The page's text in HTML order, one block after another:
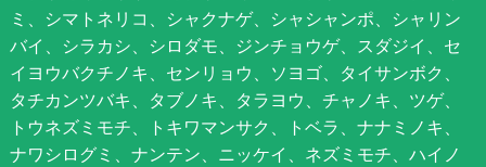
ミ、シマトネリコ、シャクナゲ、シャシャンポ、シャリン
バイ、シラカシ、シロダモ、ジンチョウゲ、スダジイ、セ
イヨウバクチノキ、センリョウ、ソヨゴ、タイサンボク、
タチカンツバキ、タブノキ、タラヨウ、チャノキ、ツゲ、
トウネズミモチ、トキワマンサク、トベラ、ナナミノキ、
ナワシログミ、ナンテン、ニッケイ、ネズミモチ、ハイノ